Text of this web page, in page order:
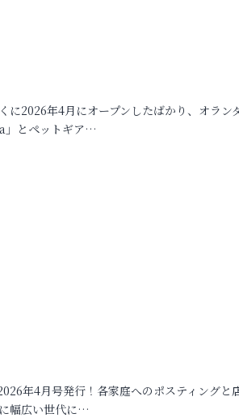
に2026年4月にオープンしたばかり、オラン
」とペットギア…
年4月号発行！各家庭へのポスティングと
幅広い世代に…